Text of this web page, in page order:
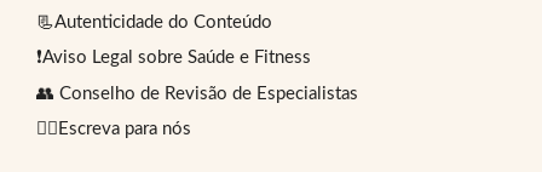
📃Autenticidade do Conteúdo
❗Aviso Legal sobre Saúde e Fitness
👥 Conselho de Revisão de Especialistas
✍🏻Escreva para nós